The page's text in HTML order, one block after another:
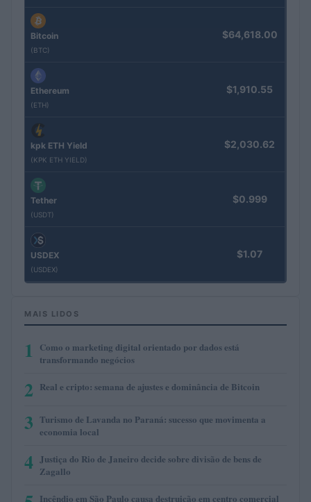
Bitcoin
(BTC)
$64,618.00
Ethereum
(ETH)
$1,910.55
kpk ETH Yield
(KPK ETH YIELD)
$2,030.62
Tether
(USDT)
$0.999
USDEX
(USDEX)
$1.07
MAIS LIDOS
1
Como o marketing digital orientado por dados está
transformando negócios
2 Real e cripto: semana de ajustes e dominância de Bitcoin
3 Turismo de Lavanda no Paraná: sucesso que movimenta a
economia local
4
Justiça do Rio de Janeiro decide sobre divisão de bens de
Zagallo
Incêndio em São Paulo causa destruição em centro comercial